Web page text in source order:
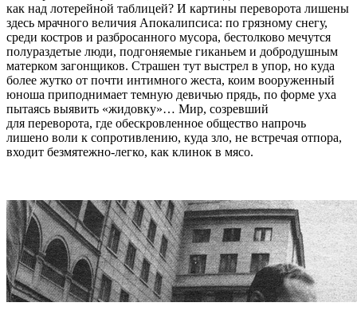
как над лотерейной таблицей? И картины переворота лишены
здесь мрачного величия Апокалипсиса: по грязному снегу,
среди костров и разбросанного мусора, бестолково мечутся
полураздетые люди, подгоняемые гиканьем и добродушным
матерком загонщиков. Страшен тут выстрел в упор, но куда
более жутко от почти интимного жеста, коим вооруженный
юноша приподнимает темную девичью прядь, по форме уха
пытаясь выявить «жидовку»… Мир, созревший
для переворота, где обескровленное общество напрочь
лишено воли к сопротивлению, куда зло, не встречая отпора,
входит безмятежно-легко, как клинок в мясо.